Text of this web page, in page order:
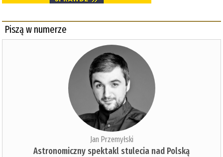
Piszą w numerze
Jan Przemyłski
Astronomiczny spektakl stulecia nad Polską